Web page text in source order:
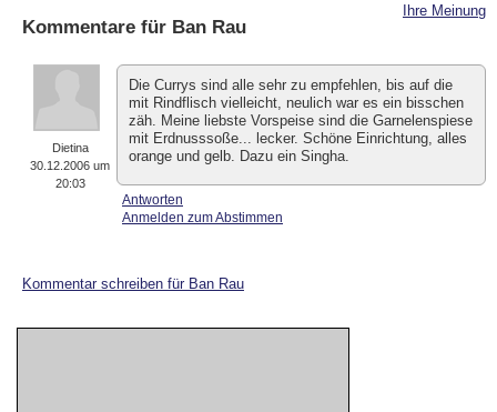
Ihre Meinung
Kommentare für Ban Rau
Dietina
30.12.2006 um
20:03
Die Currys sind alle sehr zu empfehlen, bis auf die
mit Rindflisch vielleicht, neulich war es ein bisschen
zäh. Meine liebste Vorspeise sind die Garnelenspiese
mit Erdnusssoße... lecker. Schöne Einrichtung, alles
orange und gelb. Dazu ein Singha.
Antworten
Anmelden zum Abstimmen
Kommentar schreiben für Ban Rau